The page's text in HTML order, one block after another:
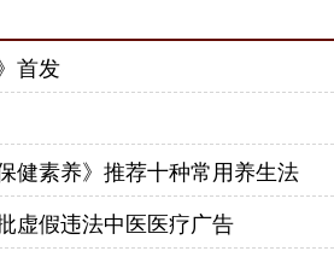
首发
健素养》推荐十种常用养生法
虚假违法中医医疗广告